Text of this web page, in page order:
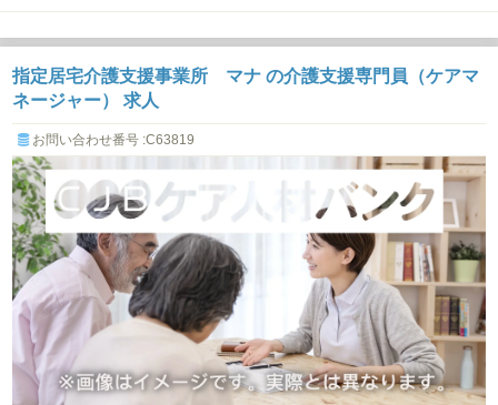
指定居宅介護支援事業所 マナ の介護支援専門員（ケアマ
ネージャー） 求人
お問い合わせ番号 :C63819